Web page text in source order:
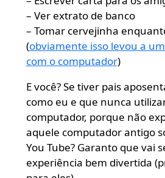
– Ver extrato de banco
– Tomar cervejinha
(obviamente isso levou a
com o computador)
E você? Se tiver pais
como eu e que nunca
computador, porque não
aquele computador antigo
You Tube? Garanto que vai
experiência bem divertida